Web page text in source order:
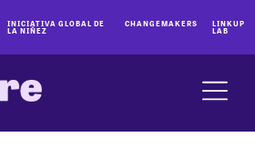
INICIATIVA GLOBAL DE
LA NIÑEZ
CHANGEMAKERS LINKUP
LAB